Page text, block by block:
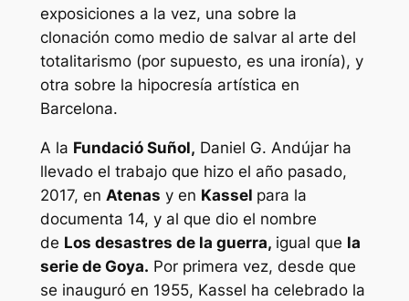
exposiciones a la vez, una sobre la
clonación como medio de salvar al arte del
totalitarismo (por supuesto, es una ironía), y
otra sobre la hipocresía artística en
Barcelona.
A la Fundació Suñol, Daniel G. Andújar ha
llevado el trabajo que hizo el año pasado,
2017, en Atenas y en Kassel para la
documenta 14, y al que dio el nombre
de Los desastres de la guerra, igual que la
serie de Goya. Por primera vez, desde que
se inauguró en 1955, Kassel ha celebrado la